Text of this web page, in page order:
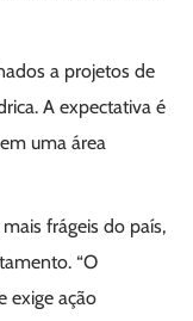
a projetos de
A expectativa é
uma área
frágeis do país,
“O
exige ação